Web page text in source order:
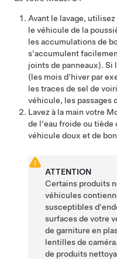
Avant le lavage,
le véhicule de la
les accumulations de
s'accumulent
joints de panneaux).
(les mois d'hiver par
les traces de sel de
véhicule, les passages
Lavez à la main votre
de l'eau froide ou tiède
véhicule doux et de
ATTENTION
Certains produits
véhicules
susceptibles
surfaces de votre
de garniture en
lentilles de
de produits